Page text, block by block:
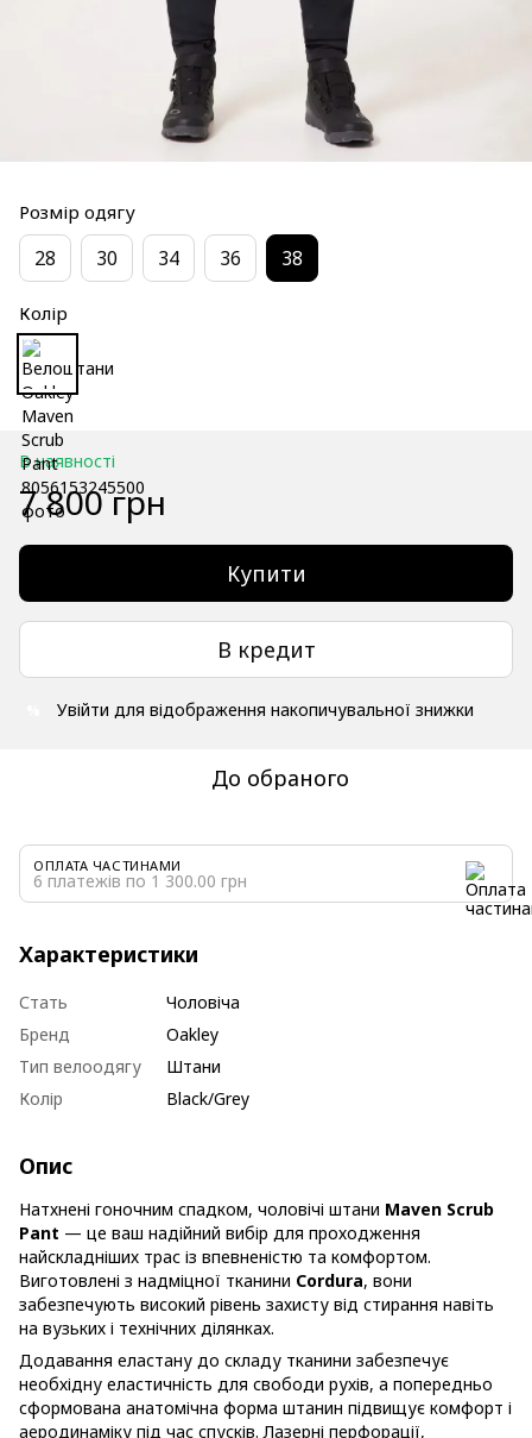
Розмір одягу
28 30 34 36 38
Колір
В наявності
7 800 грн
Купити
В кредит
Увійти для відображення накопичувальної знижки
До обраного
ОПЛАТА ЧАСТИНАМИ
6 платежів по 1 300.00 грн
Характеристики
Стать
Чоловіча
Бренд
Oakley
Тип велоодягу
Штани
Колір
Black/Grey
Опис
Натхнені гоночним спадком, чоловічі штани Maven Scrub
Pant — це ваш надійний вибір для проходження
найскладніших трас із впевненістю та комфортом.
Виготовлені з надміцної тканини Cordura, вони
забезпечують високий рівень захисту від стирання навіть
на вузьких і технічних ділянках.
Додавання еластану до складу тканини забезпечує
необхідну еластичність для свободи рухів, а попередньо
сформована анатомічна форма штанин підвищує комфорт і
аеродинаміку під час спусків. Лазерні перфорації,